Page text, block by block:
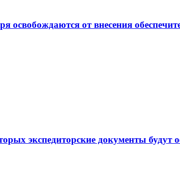
освобождаются от внесения
экспедиторские документы будут